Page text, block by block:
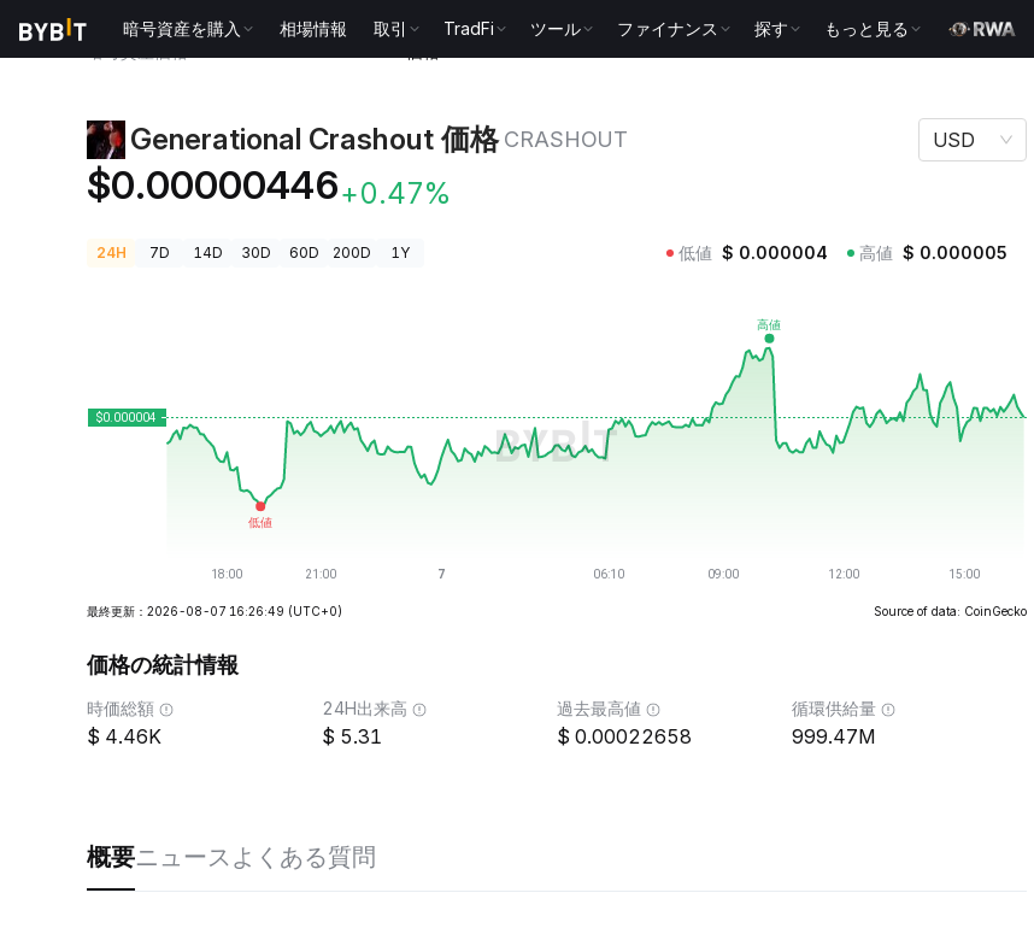
暗号資産を購入 相場情報 取引 TradFi ツール ファイナンス 探す もっと見る
Generational Crashout 価格 CRASHOUT
$0.00000446+0.47%
USD
24H 7D 14D 30D 60D 200D 1Y 低値 $ 0.000004 高値 $ 0.000005
最終更新：2026-08-07 16:26:49 (UTC+0) Source of data: CoinGecko
価格の統計情報
時価総額
4.46K
24H出来高
5.31
過去最高値
0.00022658
循環供給量
999.47M
概要ニュースよくある質問